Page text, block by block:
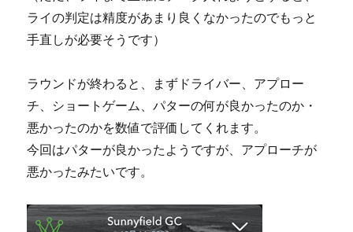
ライの判定は精度があまり良くなかったのでもっと
手直しが必要そうです）
ラウンドが終わると、まずドライバー、アプロー
チ、ショートゲーム、パターの何が良かったのか・
悪かったのかを数値で評価してくれます。
今回はパターが良かったようですが、アプローチが
悪かったみたいです。